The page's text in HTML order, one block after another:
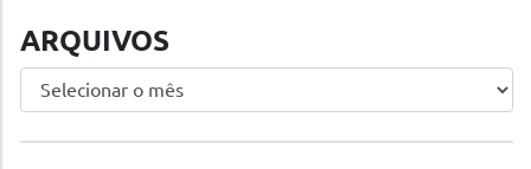
ARQUIVOS
Arquivos